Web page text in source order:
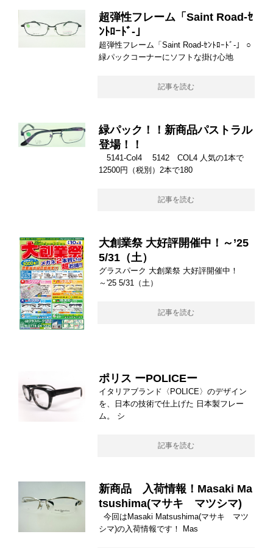
超弾性フレーム「Saint Road-ｾ
ﾝﾄﾛｰﾄﾞ-」
超弾性フレーム「Saint Road-ｾﾝﾄﾛｰﾄﾞ-」 ○
緑パックコーナーにソフトな掛け心地
記事を読む
緑パック！！新商品パストラル
登場！！
5141-Col4 5142 COL4 人気の1本で
12500円（税別）2本で180
記事を読む
大創業祭 大好評開催中！～’25
5/31（土）
グラスパーク 大創業祭 大好評開催中！
～'25 5/31（土）
記事を読む
ポリス ーPOLICEー
イタリアブランド〈POLICE〉のデザイン
を、日本の技術で仕上げた 日本製フレー
ム。 シ
記事を読む
新商品 入荷情報！Masaki Ma
tsushima(マサキ マツシマ)
今回はMasaki Matsushima(マサキ マツ
シマ)の入荷情報です！ Mas